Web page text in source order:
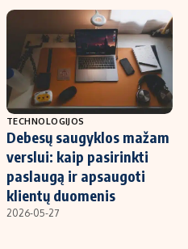
TECHNOLOGIJOS
Debesų saugyklos mažam
verslui: kaip pasirinkti
paslaugą ir apsaugoti
klientų duomenis
2026-05-27